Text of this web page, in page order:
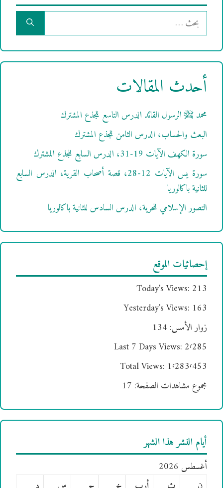
البحث
عن:
أحدث المقالات
محمد ﷺ الرسول القائد الدرس التاسع للجذع المشترك
البعث والحساب، الدرس الثامن للجذع المشترك
سورة الكهف الآيات 19-31، الدرس السابع للجذع المشترك
سورة يس الآيات 12-28، قصة أصحاب القرية، الدرس السابع
للثانية باكالوريا
التصور الإسلامي للحرية، الدرس السادس للثانية باكالوريا
إحصائيات الموقع
Today's Views: 213
Yesterday's Views: 163
زوار الأمس: 134
Last 7 Days Views: 2٬285
Total Views: 1٬283٬453
مجموع مشاهدات الصفحة: 17
أيام النشر هذا الشهر
أغسطس 2026